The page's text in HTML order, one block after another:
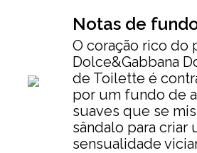
Notas de
O coração rico do
Dolce&Gabbana
de Toilette é
por um fundo de
suaves que se
sândalo para criar
sensualidade